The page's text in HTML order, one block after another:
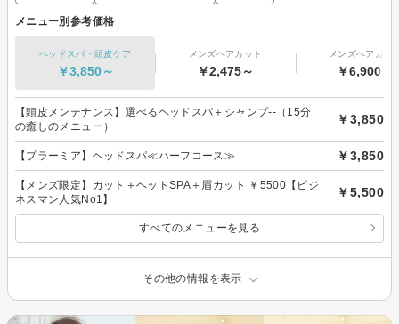
メニュー別参考価格
ヘッドスパ・頭皮ケア
￥3,850～
メンズヘアカット
￥2,475～
メンズヘアカラ
￥6,900～
【頭皮メンテナンス】選べるヘッドスパ＋シャンプ--（15分
の癒しのメニュー）
￥3,850
【プラーミア】ヘッドスパ≪ハーフコース≫ ￥3,850
【メンズ限定】カット＋ヘッドSPA＋眉カット ￥5500【ビジ
ネスマン人気No1】
￥5,500
すべてのメニューを見る
その他の情報を表示